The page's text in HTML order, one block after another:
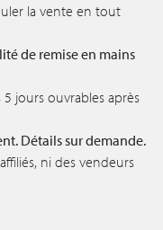
la vente en tout
de remise en mains
5 jours ouvrables après
Détails sur demande.
ni des vendeurs